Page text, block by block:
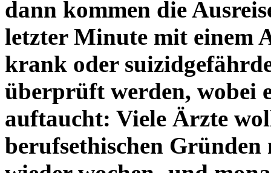
dann kommen die
letzter Minute mit einem
krank oder
überprüft werden, wobei
auftaucht: Viele Ärzte
berufsethischen